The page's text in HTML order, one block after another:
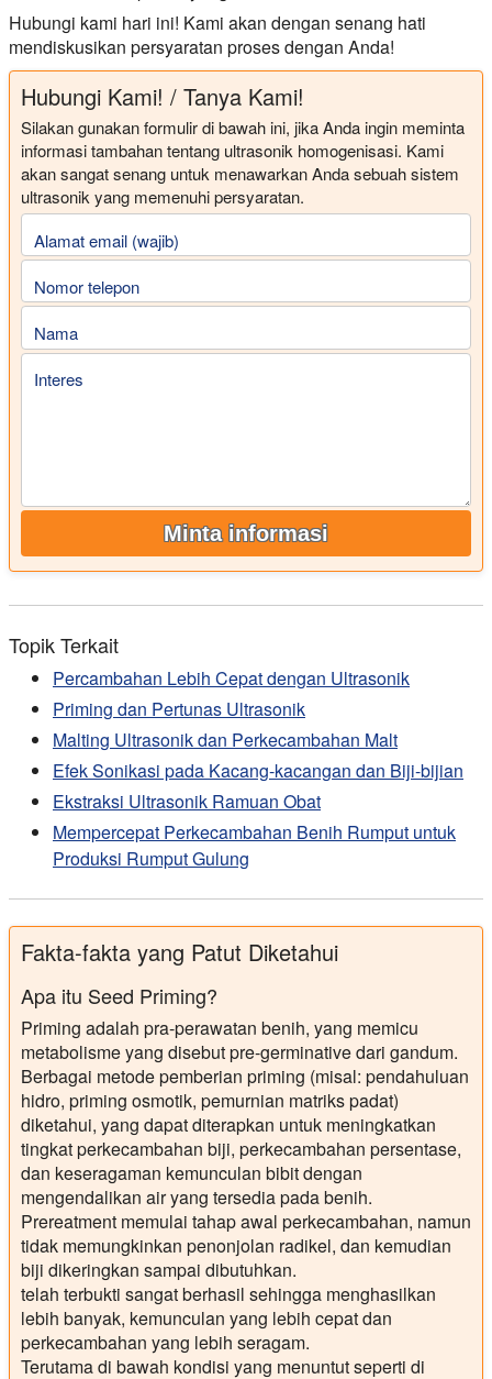
Hubungi kami hari ini! Kami akan dengan senang hati
mendiskusikan persyaratan proses dengan Anda!
Hubungi Kami! / Tanya Kami!
Silakan gunakan formulir di bawah ini, jika Anda ingin meminta
informasi tambahan tentang ultrasonik homogenisasi. Kami
akan sangat senang untuk menawarkan Anda sebuah sistem
ultrasonik yang memenuhi persyaratan.
Alamat email (wajib)
Nomor telepon
Nama
Interes
Minta informasi
Topik Terkait
Percambahan Lebih Cepat dengan Ultrasonik
Priming dan Pertunas Ultrasonik
Malting Ultrasonik dan Perkecambahan Malt
Efek Sonikasi pada Kacang-kacangan dan Biji-bijian
Ekstraksi Ultrasonik Ramuan Obat
Mempercepat Perkecambahan Benih Rumput untuk
Produksi Rumput Gulung
Fakta-fakta yang Patut Diketahui
Apa itu Seed Priming?
Priming adalah pra-perawatan benih, yang memicu
metabolisme yang disebut pre-germinative dari gandum.
Berbagai metode pemberian priming (misal: pendahuluan
hidro, priming osmotik, pemurnian matriks padat)
diketahui, yang dapat diterapkan untuk meningkatkan
tingkat perkecambahan biji, perkecambahan persentase,
dan keseragaman kemunculan bibit dengan
mengendalikan air yang tersedia pada benih.
Prereatment memulai tahap awal perkecambahan, namun
tidak memungkinkan penonjolan radikel, dan kemudian
biji dikeringkan sampai dibutuhkan.
telah terbukti sangat berhasil sehingga menghasilkan
lebih banyak, kemunculan yang lebih cepat dan
perkecambahan yang lebih seragam.
Terutama di bawah kondisi yang menuntut seperti di